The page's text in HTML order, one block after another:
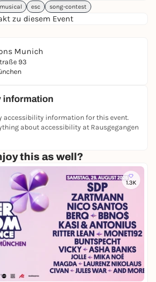
Munich!
einen stimmungsvollen Abend
musical esc song-contest
zu diesem Event
Munich
93
accessibility information for this event.
about accessibility at Rausgegangen
this as well?
1.3K